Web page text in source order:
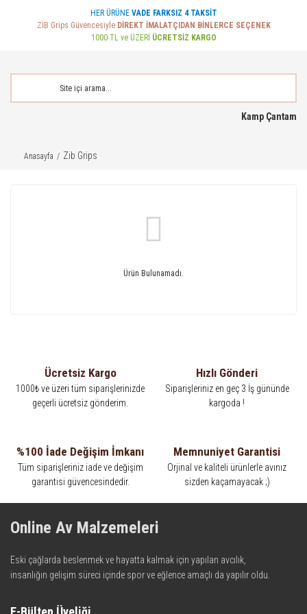
HER ÜRÜNE VADE FARKSIZ 4 TAKSİT
ZİB Grips Güvencesiyle DİREKT İMALATÇIDAN BİNLERCE SEÇENEK
1000 TL ve ÜZERİ ÜCRETSİZ KARGO
Kamp Çantam
Anasayfa Zib Grips
Ürün Bulunamadı.
Ücretsiz Kargo
1000₺ ve üzeri tüm siparişlerinizde
geçerli ücretsiz gönderim.
Hızlı Gönderi
Siparişleriniz en geç 3 İş gününde
kargoda !
%100 İade Değişim İmkanı
Tüm siparişleriniz iade ve değişim
garantisi güvencesindedir.
Memnuniyet Garantisi
Orjinal ve kaliteli ürünlerle avınız
sizden kaçamayacak ;)
Online Av Malzemeleri
Eski çağlarda beslenmek ve hayatta kalmak için yapılan avcılık,
insanlığın gelişim süreci içinde spor ve eğlence amaçlı da yapılır oldu.
teknolojinin dokunuşuyla av malzemelerinde en iyisini meydana